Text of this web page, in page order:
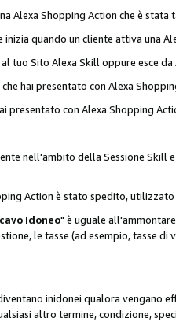
Alexa Shopping Action che è stata
quando un cliente attiva una
tuo Sito Alexa Skill oppure esce da
hai presentato con Alexa
presentato con Alexa Shopping
nell'ambito della Sessione Skill
Action è stato spedito,
Idoneo" è uguale
le tasse (ad esempio, tasse
inidonei qualora vengano
altro termine, condizione,